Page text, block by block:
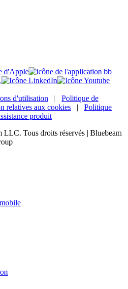
d'utilisation | Politique de
relatives aux cookies | Politique
produit
Tous droits réservés | Bluebeam